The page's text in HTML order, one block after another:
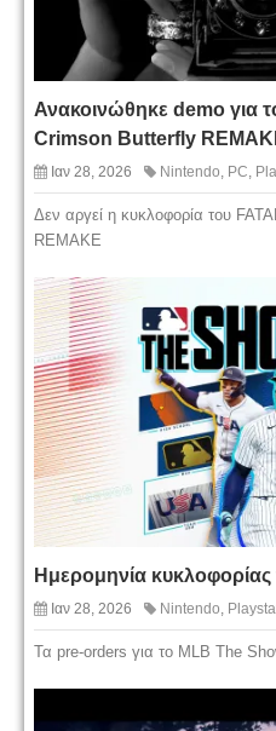
Ανακοινώθηκε demo για
Crimson Butterfly
Ιαν 28, 2026 Nintendo, PC,
Δεν αργεί η κυκλοφορία του
REMAKE
Ημερομηνία
Ιαν 28, 2026 Nintendo
Τα pre-orders για το MLB The